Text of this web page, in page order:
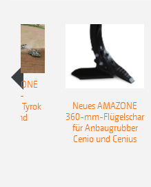
Tyrok
Neues AMAZONE
360-mm-Flügelschar
für Anbaugrubber
Cenio und Cenius